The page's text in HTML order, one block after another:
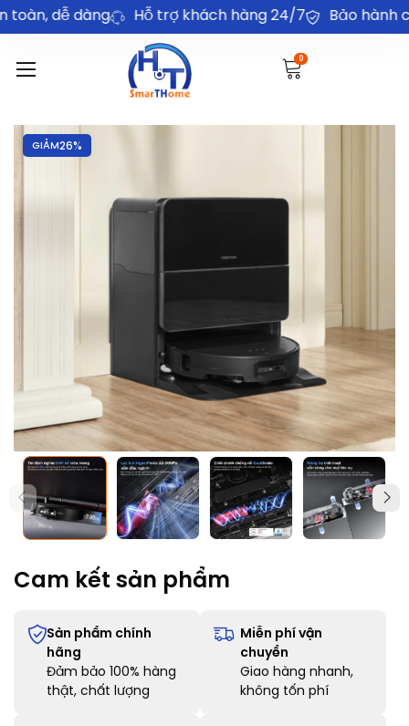
dàng Hỗ trợ khách hàng 24/7 Bảo hành chính
0
GIẢM26%
Cam kết sản phẩm
Sản phẩm chính
hãng
Đảm bảo 100% hàng
thật, chất lượng
Miễn phí vận
chuyển
Giao hàng nhanh,
không tốn phí